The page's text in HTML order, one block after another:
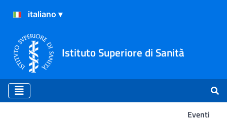
Istituto Superiore di Sanità
Eventi